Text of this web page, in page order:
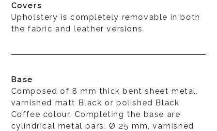
Covers
Upholstery is completely removable in both
the fabric and leather versions.
Base
Composed of 8 mm thick bent sheet metal,
varnished matt Black or polished Black
Coffee colour. Completing the base are
cylindrical metal bars, Ø 25 mm, varnished